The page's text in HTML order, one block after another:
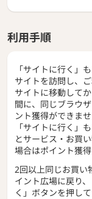
利用手順
「サイトに行く」
サイトを訪問し、ご
サイトに移動して
間に、同じブラウ
ント獲得ができませ
「サイトに行く」
とサービス・お買
場合はポイント獲得
2回以上同じお買い
イント広場に戻り
く」ボタンを押し